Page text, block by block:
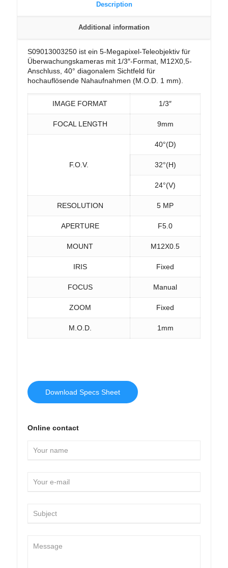
Description
Additional information
S09013003250 ist ein 5-Megapixel-Teleobjektiv für
Überwachungskameras mit 1/3″-Format, M12X0,5-
Anschluss, 40° diagonalem Sichtfeld für
hochauflösende Nahaufnahmen (M.O.D. 1 mm).
IMAGE FORMAT 1/3″
FOCAL LENGTH 9mm
F.O.V.
40°(D)
32°(H)
24°(V)
RESOLUTION 5 MP
APERTURE F5.0
MOUNT M12X0.5
IRIS Fixed
FOCUS Manual
ZOOM Fixed
M.O.D. 1mm
Download Specs Sheet
Online contact